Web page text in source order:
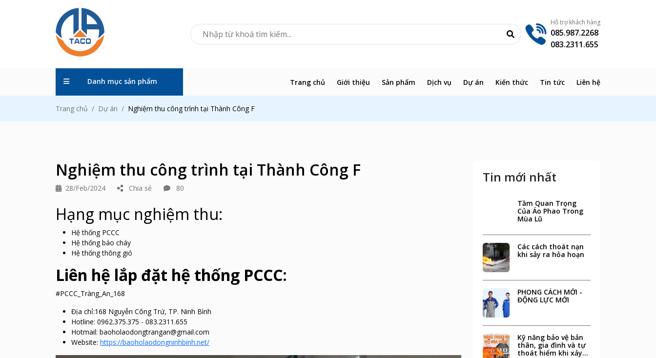
Hỗ trợ khách hàng
085.987.2268
083.2311.655
Danh mục sản phẩm Trang chủ Giới thiệu Sản phẩm Dịch vụ Dự án Kiến thức Tin tức Liên hệ
Trang chủ Dự án Nghiệm thu công trình tại Thành Công F
Nghiệm thu công trình tại Thành Công F
28/Feb/2024 Chia sẻ 80
Hạng mục nghiệm thu:
Hệ thống PCCC
Hệ thống báo cháy
Hệ thống thông gió
Liên hệ lắp đặt hệ thống PCCC:
#PCCC_Tràng_An_168
Địa chỉ:168 Nguyễn Công Trứ, TP. Ninh Bình
Hotline: 0962.375.375 - 083.2311.655
Hotmail: baoholaodongtrangan@gmail.com
Website: https://baoholaodongninhbinh.net/
Tin mới nhất
Tầm Quan Trọng
Của Áo Phao Trong
Mùa Lũ
Các cách thoát nạn
khi sảy ra hỏa hoạn
PHONG CÁCH MỚI -
ĐỘNG LỰC MỚI
Kỹ năng bảo vệ bản
thân, gia đình và tự
thoát hiểm khi xảy